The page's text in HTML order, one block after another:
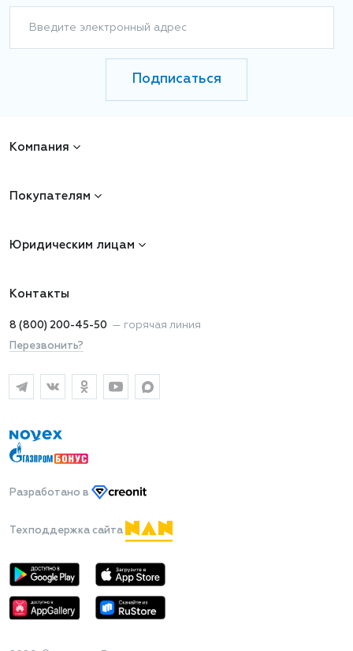
Введите электронный адрес
Подписаться
Компания
Покупателям
Юридическим лицам
Контакты
8 (800) 200-45-50 — горячая линия
Перезвонить?
Разработано в
Техподдержка сайта